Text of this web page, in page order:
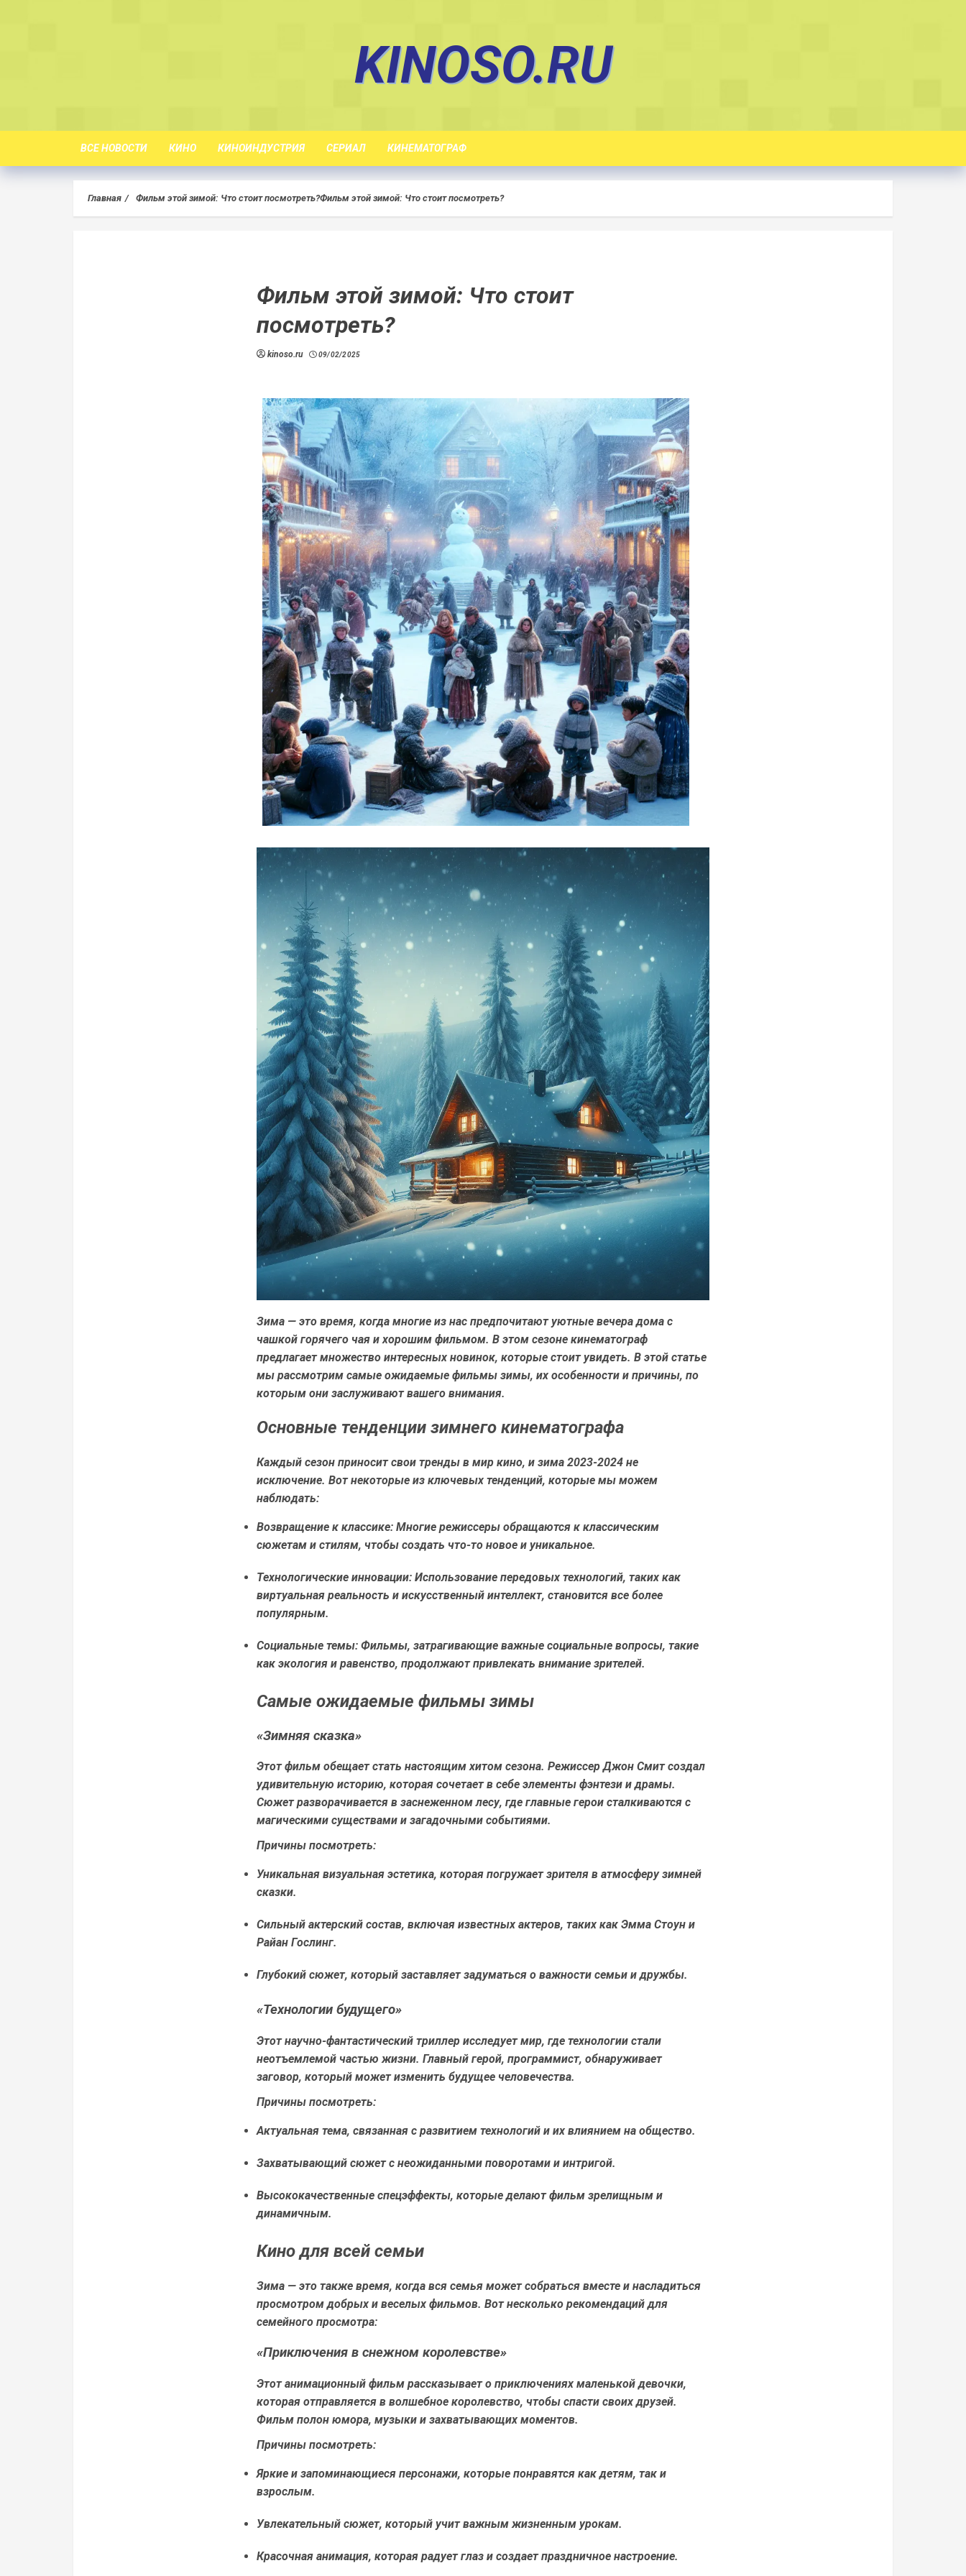
KINOSO.RU
ВСЕ НОВОСТИ КИНО КИНОИНДУСТРИЯ СЕРИАЛ КИНЕМАТОГРАФ
Главная Фильм этой зимой: Что стоит посмотреть?Фильм этой зимой: Что стоит посмотреть?
Фильм этой зимой: Что стоит
посмотреть?
kinoso.ru 09/02/2025
Зима — это время, когда многие из нас предпочитают уютные вечера дома с
чашкой горячего чая и хорошим фильмом. В этом сезоне кинематограф
предлагает множество интересных новинок, которые стоит увидеть. В этой статье
мы рассмотрим самые ожидаемые фильмы зимы, их особенности и причины, по
которым они заслуживают вашего внимания.
Основные тенденции зимнего кинематографа
Каждый сезон приносит свои тренды в мир кино, и зима 2023-2024 не
исключение. Вот некоторые из ключевых тенденций, которые мы можем
наблюдать:
Возвращение к классике: Многие режиссеры обращаются к классическим
сюжетам и стилям, чтобы создать что-то новое и уникальное.
Технологические инновации: Использование передовых технологий, таких как
виртуальная реальность и искусственный интеллект, становится все более
популярным.
Социальные темы: Фильмы, затрагивающие важные социальные вопросы, такие
как экология и равенство, продолжают привлекать внимание зрителей.
Самые ожидаемые фильмы зимы
«Зимняя сказка»
Этот фильм обещает стать настоящим хитом сезона. Режиссер Джон Смит создал
удивительную историю, которая сочетает в себе элементы фэнтези и драмы.
Сюжет разворачивается в заснеженном лесу, где главные герои сталкиваются с
магическими существами и загадочными событиями.
Причины посмотреть:
Уникальная визуальная эстетика, которая погружает зрителя в атмосферу зимней
сказки.
Сильный актерский состав, включая известных актеров, таких как Эмма Стоун и
Райан Гослинг.
Глубокий сюжет, который заставляет задуматься о важности семьи и дружбы.
«Технологии будущего»
Этот научно-фантастический триллер исследует мир, где технологии стали
неотъемлемой частью жизни. Главный герой, программист, обнаруживает
заговор, который может изменить будущее человечества.
Причины посмотреть:
Актуальная тема, связанная с развитием технологий и их влиянием на общество.
Захватывающий сюжет с неожиданными поворотами и интригой.
Высококачественные спецэффекты, которые делают фильм зрелищным и
динамичным.
Кино для всей семьи
Зима — это также время, когда вся семья может собраться вместе и насладиться
просмотром добрых и веселых фильмов. Вот несколько рекомендаций для
семейного просмотра:
«Приключения в снежном королевстве»
Этот анимационный фильм рассказывает о приключениях маленькой девочки,
которая отправляется в волшебное королевство, чтобы спасти своих друзей.
Фильм полон юмора, музыки и захватывающих моментов.
Причины посмотреть:
Яркие и запоминающиеся персонажи, которые понравятся как детям, так и
взрослым.
Увлекательный сюжет, который учит важным жизненным урокам.
Красочная анимация, которая радует глаз и создает праздничное настроение.